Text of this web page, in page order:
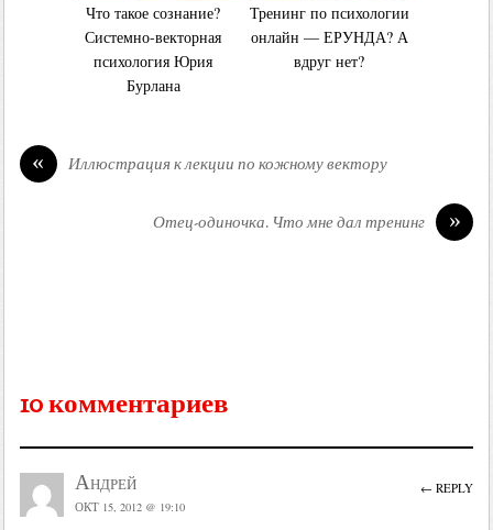
Что такое сознание?
Системно-векторная
психология Юрия
Бурлана
Тренинг по психологии
онлайн — ЕРУНДА? А
вдруг нет?
« Иллюстрация к лекции по кожному вектору
»
Отец-одиночка. Что мне дал тренинг
10 комментариев
Андрей
ОКТ 15, 2012 @ 19:10
← REPLY